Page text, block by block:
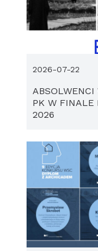
PK W FINALE
2026
2026-07-22